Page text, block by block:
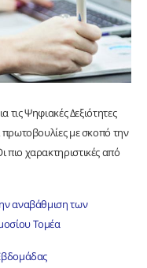
τις Ψηφιακές Δεξιότητες
πρωτοβουλίες με σκοπό την
χαρακτηριστικές από
αναβάθμιση των
Τομέα